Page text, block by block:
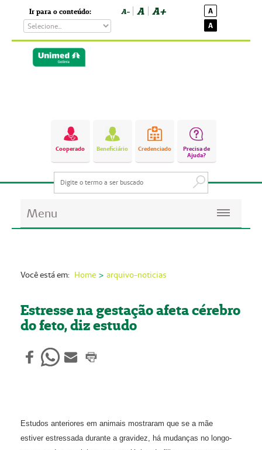
Ir para o conteúdo: A- A A+
A
A
Cooperado Beneficiário Credenciado
Precisa de
Ajuda?
Menu
Imprensa
Fale Conosco
Você está em: Home arquivo-noticias
Estresse na gestação afeta cérebro
do feto, diz estudo
Estudos anteriores em animais mostraram que se a mãe
estiver estressada durante a gravidez, há mudanças no longo-